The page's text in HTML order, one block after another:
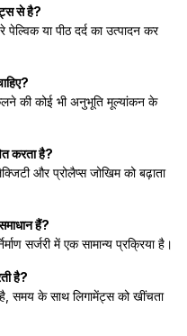
से है?
या पीठ दर्द का उत्पादन कर
की कोई भी अनुभूति मूल्यांकन के
करता है?
और प्रोलैप्स जोखिम को बढ़ाता
हैं?
सर्जरी में एक सामान्य प्रक्रिया है।
है?
समय के साथ लिगामेंट्स को खींचता